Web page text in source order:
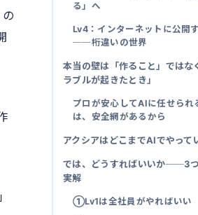
る」へ
Lv4：インターネットに公開
──桁違いの世界
本当の壁は「作ること」ではな
ラブルが起きたとき」
プロが安心してAIに任せられ
は、安全網があるから
アクシアはどこまでAIでやって
では、どうすればいいか──3
実解
①Lv1は全社員がやればいい